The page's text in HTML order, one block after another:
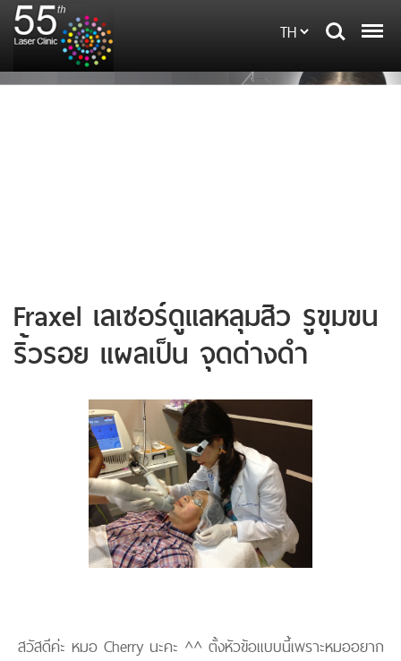
Fraxel เลเซอร์ดูแลหลุมสิว รูขุมขน
ริ้วรอย แผลเป็น จุดด่างดำ
สวัสดีค่ะ หมอ Cherry นะคะ ^^ ตั้งหัวข้อแบบนี้เพราะหมออยาก